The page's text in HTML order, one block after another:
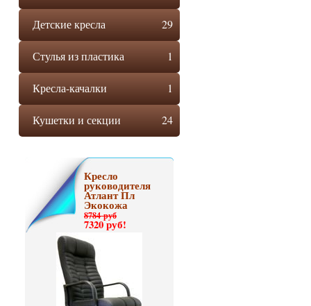
29
Детские кресла
1
Стулья из пластика
1
Кресла-качалки
24
Кушетки и секции
Кресло
руководителя
Атлант Пл
Экокожа
8784 руб
7320 руб!